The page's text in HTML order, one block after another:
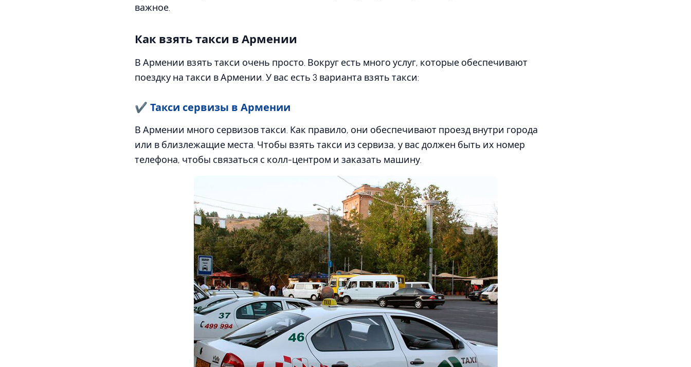
важное.
Как взять такси в Армении
В Армении взять такси очень просто. Вокруг есть много услуг, которые обеспечивают
поездку на такси в Армении. У вас есть 3 варианта взять такси:
✔ Такси сервизы в Армении
В Армении много сервизов такси. Как правило, они обеспечивают проезд внутри города
или в близлежащие места. Чтобы взять такси из сервиза, у вас должен быть их номер
телефона, чтобы связаться с колл-центром и заказать машину.